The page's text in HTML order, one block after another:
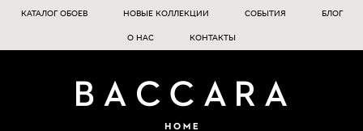
КАТАЛОГ ОБОЕВ НОВЫЕ КОЛЛЕКЦИИ СОБЫТИЯ БЛОГ
О НАС КОНТАКТЫ